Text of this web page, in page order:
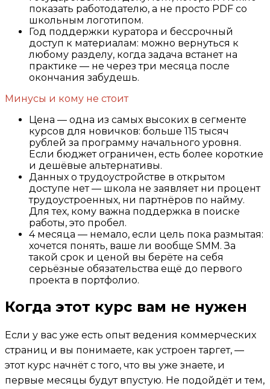
показать работодателю, а не просто PDF со
школьным логотипом.
Год поддержки куратора и бессрочный
доступ к материалам: можно вернуться к
любому разделу, когда задача встанет на
практике — не через три месяца после
окончания забудешь.
Минусы и кому не стоит
Цена — одна из самых высоких в сегменте
курсов для новичков: больше 115 тысяч
рублей за программу начального уровня.
Если бюджет ограничен, есть более короткие
и дешёвые альтернативы.
Данных о трудоустройстве в открытом
доступе нет — школа не заявляет ни процент
трудоустроенных, ни партнёров по найму.
Для тех, кому важна поддержка в поиске
работы, это пробел.
4 месяца — немало, если цель пока размытая:
хочется понять, ваше ли вообще SMM. За
такой срок и ценой вы берёте на себя
серьёзные обязательства ещё до первого
проекта в портфолио.
Когда этот курс вам не нужен
Если у вас уже есть опыт ведения коммерческих
страниц и вы понимаете, как устроен таргет, —
этот курс начнёт с того, что вы уже знаете, и
первые месяцы будут впустую. Не подойдёт и тем,